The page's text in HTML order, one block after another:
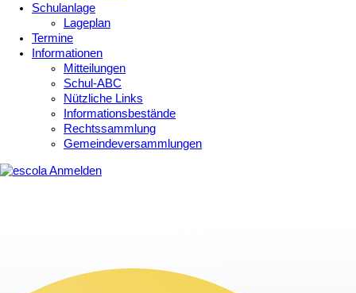
Schulanlage
Lageplan
Termine
Informationen
Mitteilungen
Schul-ABC
Nützliche Links
Informationsbestände
Rechtssammlung
Gemeindeversammlungen
Anmelden